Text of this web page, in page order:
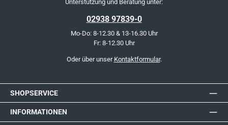
Unterstützung und Beratung unter:
02938 97839-0
Mo-Do: 8-12.30 & 13-16.30 Uhr
Fr: 8-12.30 Uhr
Oder über unser Kontaktformular.
SHOPSERVICE
INFORMATIONEN